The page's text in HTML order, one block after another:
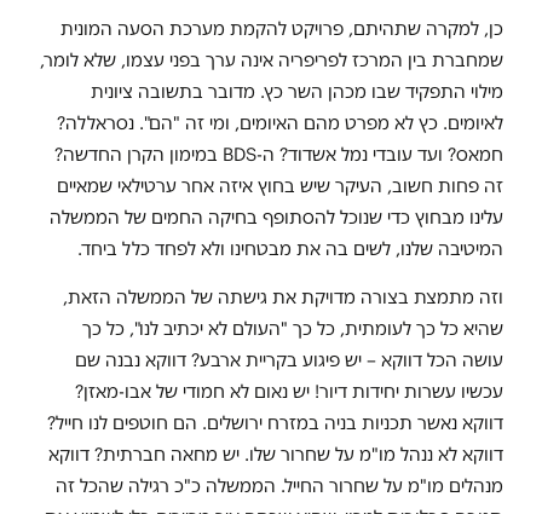
כן, למקרה שתהיתם, פרויקט להקמת מערכת הסעה המונית
שמחברת בין המרכז לפריפריה אינה ערך בפני עצמו, שלא לומר,
מילוי התפקיד שבו מכהן השר כץ. מדובר בתשובה ציונית
לאיומים. כץ לא מפרט מהם האיומים, ומי זה "הם". נסראללה?
חמאס? ועד עובדי נמל אשדוד? ה-BDS במימון הקרן החדשה?
זה פחות חשוב, העיקר שיש בחוץ איזה אחר ערטילאי שמאיים
עלינו מבחוץ כדי שנוכל להסתופף בחיקה החמים של הממשלה
המיטיבה שלנו, לשים בה את מבטחינו ולא לפחד כלל ביחד.
וזה מתמצת בצורה מדויקת את גישתה של הממשלה הזאת,
שהיא כל כך לעומתית, כל כך "העולם לא יכתיב לנו", כל כך
עושה הכל דווקא – יש פיגוע בקריית ארבע? דווקא נבנה שם
עכשיו עשרות יחידות דיור! יש נאום לא חמודי של אבו-מאזן?
דווקא נאשר תכניות בניה במזרח ירושלים. הם חוטפים לנו חייל?
דווקא לא ננהל מו"מ על שחרור שלו. יש מחאה חברתית? דווקא
מנהלים מו"מ על שחרור החייל. הממשלה כ"כ רגילה שהכל זה